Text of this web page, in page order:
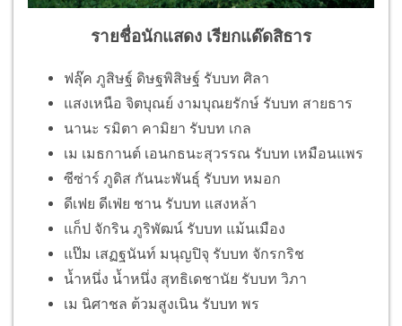
รายชื่อนักแสดง เรียกแด๊ดสิธาร
ฟลุ๊ค ภูสิษฐ์ ดิษฐพิสิษฐ์ รับบท ศิลา
แสงเหนือ จิตบุณย์ งามบุณยรักษ์ รับบท สายธาร
นานะ รมิตา คามิยา รับบท เกล
เม เมธกานต์ เอนกธนะสุวรรณ รับบท เหมือนแพร
ซีซ่าร์ ภูดิส กันนะพันธุ์ รับบท หมอก
ดีเฟย ดีเฟ่ย ชาน รับบท แสงหล้า
แก็ป จักริน ภูริพัฒน์ รับบท แม้นเมือง
แป๊ม เสฏฐนันท์ มนุญปิจุ รับบท จักรกริช
น้ำหนึ่ง น้ำหนึ่ง สุทธิเดชานัย รับบท วิภา
เม นิศาชล ต้วมสูงเนิน รับบท พร